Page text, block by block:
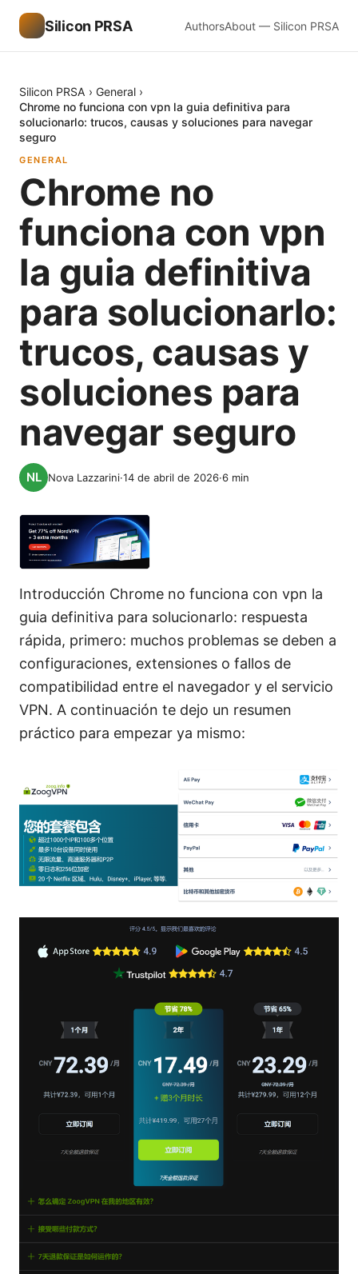
Silicon PRSA AuthorsAbout — Silicon PRSA
Silicon PRSA › General ›
Chrome no funciona con vpn la guia definitiva para
solucionarlo: trucos, causas y soluciones para navegar
seguro
GENERAL
Chrome no
funciona con vpn
la guia definitiva
para solucionarlo:
trucos, causas y
soluciones para
navegar seguro
Nova Lazzarini·14 de abril de 2026·6 min
Introducción Chrome no funciona con vpn la
guia definitiva para solucionarlo: respuesta
rápida, primero: muchos problemas se deben a
configuraciones, extensiones o fallos de
compatibilidad entre el navegador y el servicio
VPN. A continuación te dejo un resumen
práctico para empezar ya mismo: